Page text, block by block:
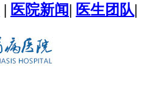
| 医院新闻| 医生团队|